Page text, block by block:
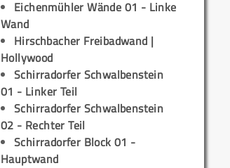
Eichenmühler Wände 01 - Linke
Wand
Hirschbacher Freibadwand |
Hollywood
Schirradorfer Schwalbenstein
01 - Linker Teil
Schirradorfer Schwalbenstein
02 - Rechter Teil
Schirradorfer Block 01 -
Hauptwand